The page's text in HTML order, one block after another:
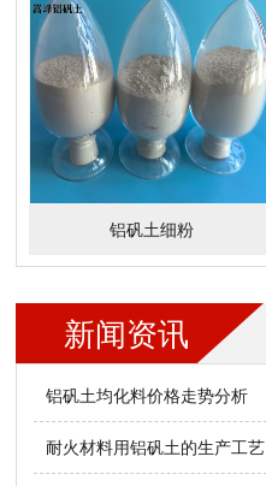
铝矾土细粉
新闻资讯
铝矾土均化料价格走势分析
耐火材料用铝矾土的生产工艺